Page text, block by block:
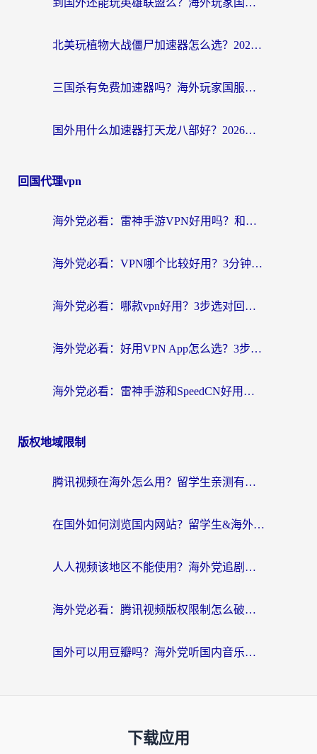
北美玩植物大战僵尸加速器怎么选？2026海外党必看的国服游戏加速指南
三国杀有免费加速器吗？海外玩家国服畅玩终极指南（附泰国南非专属解决方案）
国外用什么加速器打天龙八部好？2026海外玩家国服游戏加速全攻略
回国代理vpn
海外党必看：雷神手游VPN好用吗？和天速回国VPN对比哪个回国效果更好？附实用加速器选择指南
海外党必看：VPN哪个比较好用？3分钟找到适合你的回国加速方案
海外党必看：哪款vpn好用？3步选对回国加速器，无缝刷剧玩游戏
海外党必看：好用VPN App怎么选？3步教你无缝访问国内资源
海外党必看：雷神手游和SpeedCN好用吗？3招选对回国加速器无缝刷国内资源
版权地域限制
腾讯视频在海外怎么用？留学生亲测有效的回国加速器攻略
在国外如何浏览国内网站？留学生&海外华人的无缝访问指南
人人视频该地区不能使用？海外党追剧看片的终极解决方案来了
海外党必看：腾讯视频版权限制怎么破？3步让你轻松追剧
国外可以用豆瓣吗？海外党听国内音乐听书的实用指南
下载应用